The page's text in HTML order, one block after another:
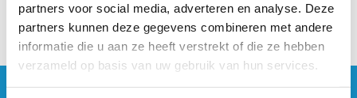
partners voor social media, adverteren en analyse. Deze
partners kunnen deze gegevens combineren met andere
informatie die u aan ze heeft verstrekt of die ze hebben
verzameld op basis van uw gebruik van hun services.